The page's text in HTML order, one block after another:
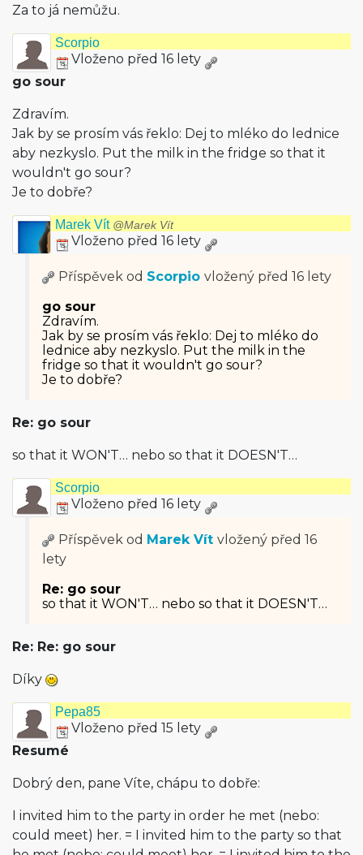
Za to já nemůžu.
Scorpio
Vloženo před 16 lety
go sour
Zdravím.
Jak by se prosím vás řeklo: Dej to mléko do lednice
aby nezkyslo. Put the milk in the fridge so that it
wouldn't go sour?
Je to dobře?
Marek Vít @Marek Vít
Vloženo před 16 lety
Příspěvek od Scorpio vložený před 16 lety
go sour
Zdravím.
Jak by se prosím vás řeklo: Dej to mléko do
lednice aby nezkyslo. Put the milk in the
fridge so that it wouldn't go sour?
Je to dobře?
Re: go sour
so that it WON'T… nebo so that it DOESN'T…
Scorpio
Vloženo před 16 lety
Příspěvek od Marek Vít vložený před 16
lety
Re: go sour
so that it WON'T… nebo so that it DOESN'T…
Re: Re: go sour
Díky
Pepa85
Vloženo před 15 lety
Resumé
Dobrý den, pane Víte, chápu to dobře:
I invited him to the party in order he met (nebo:
could meet) her. = I invited him to the party so that